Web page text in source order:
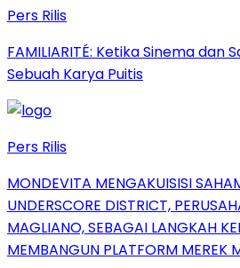
Pers Rilis
FAMILIARITÉ: Ketika Sinema
Sebuah Karya Puitis
Pers Rilis
MONDEVITA MENGAKUISISI
UNDERSCORE DISTRICT,
MAGLIANO, SEBAGAI LANGKAH
MEMBANGUN PLATFORM MEREK